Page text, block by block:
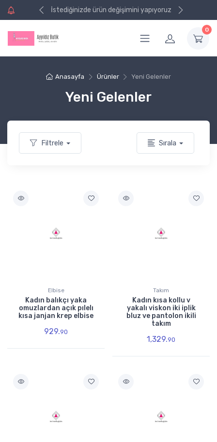
alışverişinizde
İstediğinizde ürün değişimini
yapıyoruz
alışverişinizde
0
Anasayfa Ürünler Yeni Gelenler
Yeni Gelenler
Filtrele Sırala
Elbise
Kadın balıkçı yaka
omuzlardan açık pılelı
kısa janjan krep elbise
929.90
Takım
Kadın kısa kollu v
yakalı viskon iki iplik
bluz ve pantolon ikili
takım
1,329.90